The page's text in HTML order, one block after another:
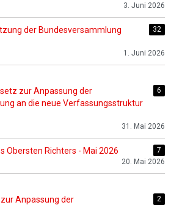
3. Juni 2026
der Bundesversammlung
32
1. Juni 2026
zur Anpassung der
an die neue Verfassungsstruktur
6
31. Mai 2026
Obersten Richters - Mai 2026
7
20. Mai 2026
Anpassung der
2